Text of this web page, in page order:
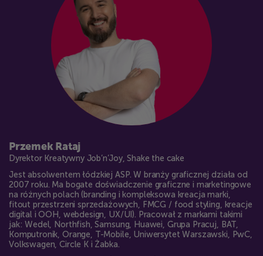
Przemek Rataj
Dyrektor Kreatywny Job’n’Joy, Shake the cake
Jest absolwentem łódzkiej ASP. W branży graficznej działa od
2007 roku. Ma bogate doświadczenie graficzne i marketingowe
na różnych polach (branding i kompleksowa kreacja marki,
fitout przestrzeni sprzedażowych, FMCG / food styling, kreacje
digital i OOH, webdesign, UX/UI). Pracował z markami takimi
jak: Wedel, Northfish, Samsung, Huawei, Grupa Pracuj, BAT,
Komputronik, Orange, T-Mobile, Uniwersytet Warszawski, PwC,
Volkswagen, Circle K i Żabka.